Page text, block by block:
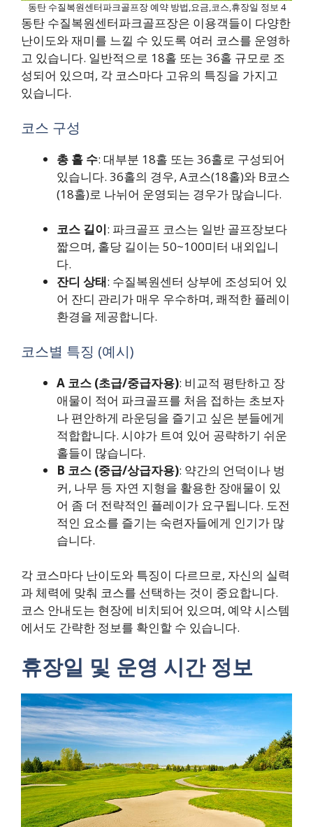
동탄 수질복원센터파크골프장 예약 방법,요금,코스,휴장일 정보 4
동탄 수질복원센터파크골프장은 이용객들이 다양한
난이도와 재미를 느낄 수 있도록 여러 코스를 운영하
고 있습니다. 일반적으로 18홀 또는 36홀 규모로 조
성되어 있으며, 각 코스마다 고유의 특징을 가지고
있습니다.
코스 구성
총 홀 수: 대부분 18홀 또는 36홀로 구성되어
있습니다. 36홀의 경우, A코스(18홀)와 B코스
(18홀)로 나뉘어 운영되는 경우가 많습니다.
코스 길이: 파크골프 코스는 일반 골프장보다
짧으며, 홀당 길이는 50~100미터 내외입니
다.
잔디 상태: 수질복원센터 상부에 조성되어 있
어 잔디 관리가 매우 우수하며, 쾌적한 플레이
환경을 제공합니다.
코스별 특징 (예시)
A 코스 (초급/중급자용): 비교적 평탄하고 장
애물이 적어 파크골프를 처음 접하는 초보자
나 편안하게 라운딩을 즐기고 싶은 분들에게
적합합니다. 시야가 트여 있어 공략하기 쉬운
홀들이 많습니다.
B 코스 (중급/상급자용): 약간의 언덕이나 벙
커, 나무 등 자연 지형을 활용한 장애물이 있
어 좀 더 전략적인 플레이가 요구됩니다. 도전
적인 요소를 즐기는 숙련자들에게 인기가 많
습니다.
각 코스마다 난이도와 특징이 다르므로, 자신의 실력
과 체력에 맞춰 코스를 선택하는 것이 중요합니다.
코스 안내도는 현장에 비치되어 있으며, 예약 시스템
에서도 간략한 정보를 확인할 수 있습니다.
휴장일 및 운영 시간 정보